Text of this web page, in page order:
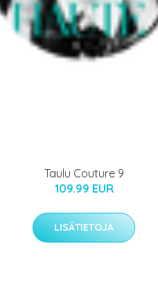
Taulu Couture 9
109.99 EUR
LISÄTIETOJA